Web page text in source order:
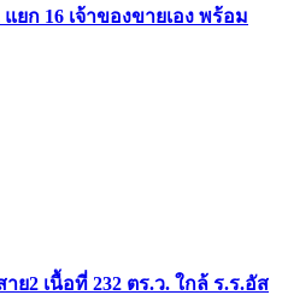
ยก 16 เจ้าของขายเอง พร้อม
2 เนื้อที่ 232 ตร.ว. ใกล้ ร.ร.อัส